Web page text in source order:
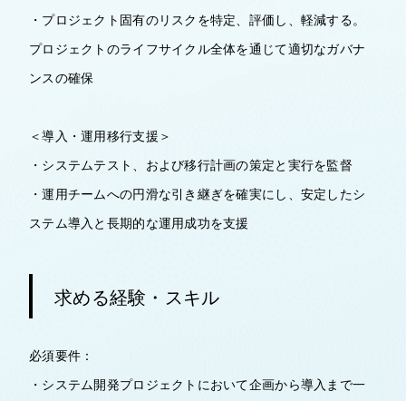
・プロジェクト固有のリスクを特定、評価し、軽減する。
プロジェクトのライフサイクル全体を通じて適切なガバナ
ンスの確保
＜導入・運用移行支援＞
・システムテスト、および移行計画の策定と実行を監督
・運用チームへの円滑な引き継ぎを確実にし、安定したシ
ステム導入と長期的な運用成功を支援
求める経験・スキル
必須要件：
・システム開発プロジェクトにおいて企画から導入まで一